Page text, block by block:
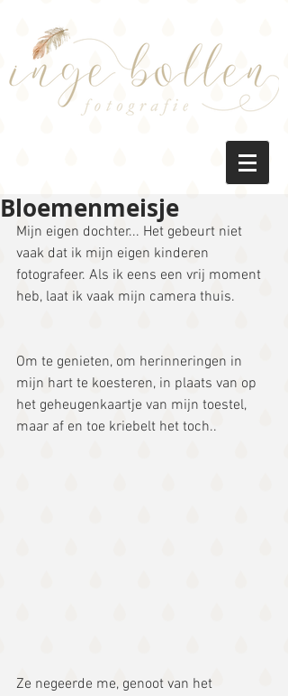
Bloemenmeisje
Mijn eigen dochter... Het gebeurt niet
vaak dat ik mijn eigen kinderen
fotografeer. Als ik eens een vrij moment
heb, laat ik vaak mijn camera thuis.
Om te genieten, om herinneringen in
mijn hart te koesteren, in plaats van op
het geheugenkaartje van mijn toestel,
maar af en toe kriebelt het toch..
Ze negeerde me, genoot van het